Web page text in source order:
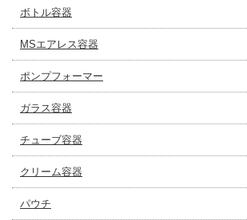
ボトル容器
MSエアレス容器
ポンプフォーマー
ガラス容器
チューブ容器
クリーム容器
パウチ